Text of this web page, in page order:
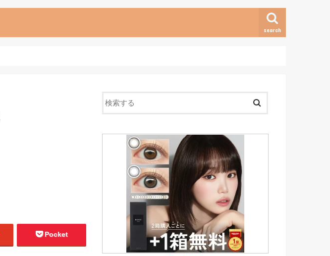
search
Pocket